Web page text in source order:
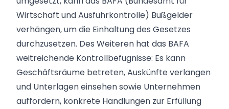
Wirtschaft und Ausfuhrkontrolle) Bußgelder
verhängen, um die Einhaltung des Gesetzes
durchzusetzen. Des Weiteren hat das BAFA
weitreichende Kontrollbefugnisse: Es kann
Geschäftsräume betreten, Auskünfte verlangen
und Unterlagen einsehen sowie Unternehmen
auffordern, konkrete Handlungen zur Erfüllung